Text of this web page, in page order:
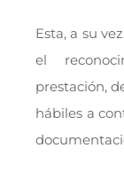
Esta, a su
el
prestación,
hábiles a